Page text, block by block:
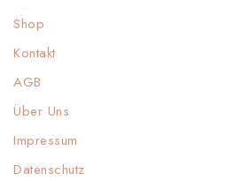
Shop
Kontakt
AGB
Über Uns
Impressum
Datenschutz